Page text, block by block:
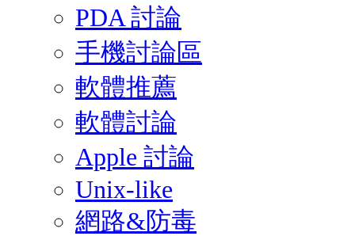
PDA 討論
手機討論區
軟體推薦
軟體討論
Apple 討論
Unix-like
網路&防毒